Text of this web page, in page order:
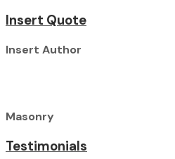
Insert Quote
Insert Author
Masonry
Testimonials